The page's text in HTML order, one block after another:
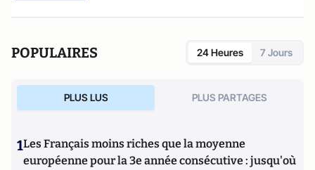
POPULAIRES 24 Heures 7 Jours
PLUS LUS PLUS PARTAGES
1Les Français moins riches que la moyenne
européenne pour la 3e année consécutive : jusqu'où